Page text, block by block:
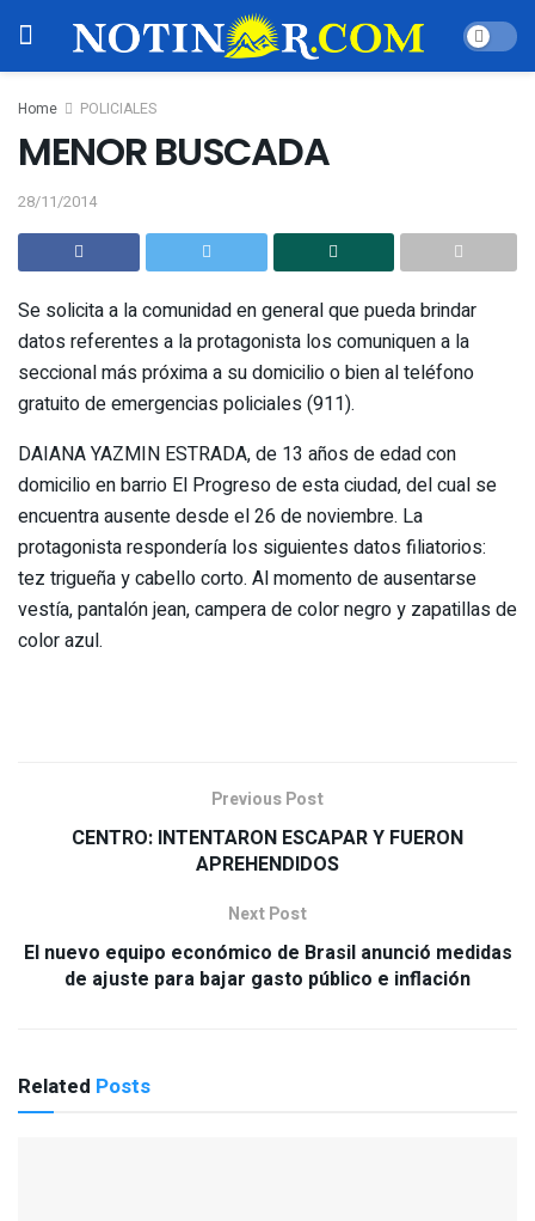
Home POLICIALES
MENOR BUSCADA
28/11/2014
Se solicita a la comunidad en general que pueda brindar
datos referentes a la protagonista los comuniquen a la
seccional más próxima a su domicilio o bien al teléfono
gratuito de emergencias policiales (911).
DAIANA YAZMIN ESTRADA, de 13 años de edad con
domicilio en barrio El Progreso de esta ciudad, del cual se
encuentra ausente desde el 26 de noviembre. La
protagonista respondería los siguientes datos filiatorios:
tez trigueña y cabello corto. Al momento de ausentarse
vestía, pantalón jean, campera de color negro y zapatillas de
color azul.
Previous Post
CENTRO: INTENTARON ESCAPAR Y FUERON
APREHENDIDOS
Next Post
El nuevo equipo económico de Brasil anunció medidas
de ajuste para bajar gasto público e inflación
Related Posts